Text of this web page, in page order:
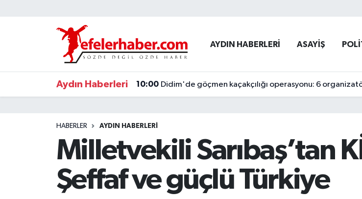
AYDIN HABERLERİ ASAYİŞ
Aydın Haberleri 10:00 Didim'de göçmen kaçakçılığı operasyonu: 6
HABERLER AYDIN HABERLERİ
Milletvekili Sarıbaş’tan
Şeffaf ve güçlü Türkiye
Nöbetçi Eczaneler
Hava Durumu
Aydin Namaz Vakitleri
Süper Lig Puan Durumu ve Fikstür
Tüm Manşetler
Son Dakika Haberleri